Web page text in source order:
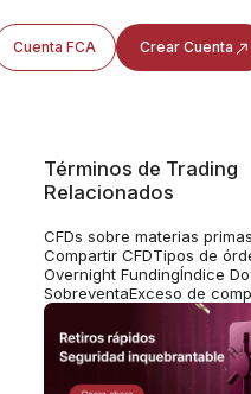
Cuenta FCA Crear Cuenta
Términos de Trading
Relacionados
CFDs sobre materias primas
Compartir CFDTipos de
Overnight FundingÍndice
SobreventaExceso de